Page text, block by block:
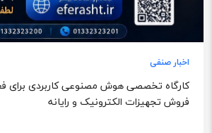
اخبار صنفی
کارگاه تخصصی هوش مصنوعی کاربردی برای
فروش تجهیزات الکترونیک و رایانه